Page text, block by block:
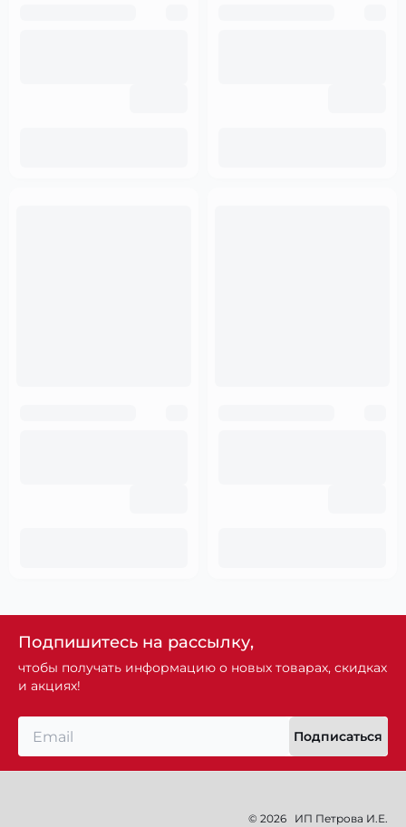
Подпишитесь на рассылку,
чтобы получать информацию о новых товарах, скидках
и акциях!
Подписаться
© 2026 ИП Петрова И.Е.